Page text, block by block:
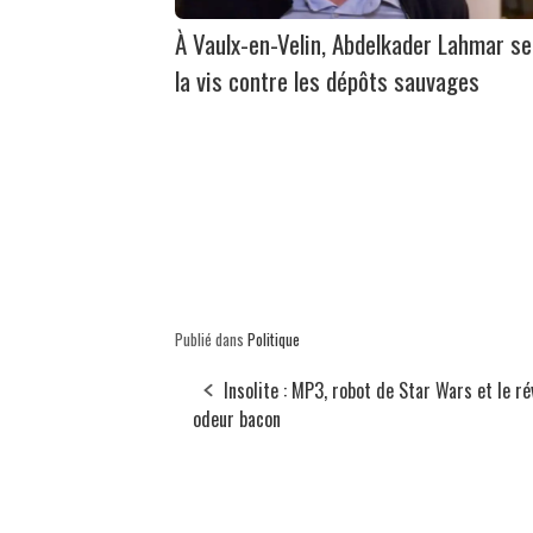
À Vaulx-en-Velin, Abdelkader Lahmar
la vis contre les dépôts sauvages
Publié dans Politique
Insolite : MP3, robot de Star Wars et le
odeur bacon